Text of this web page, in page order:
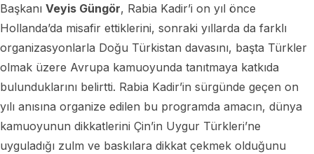
Başkanı Veyis Güngör, Rabia Kadir’i on yıl önce
Hollanda’da misafir ettiklerini, sonraki yıllarda da farklı
organizasyonlarla Doğu Türkistan davasını, başta Türkler
olmak üzere Avrupa kamuoyunda tanıtmaya katkıda
bulunduklarını belirtti. Rabia Kadir’in sürgünde geçen on
yılı anısına organize edilen bu programda amacın, dünya
kamuoyunun dikkatlerini Çin’in Uygur Türkleri’ne
uyguladığı zulm ve baskılara dikkat çekmek olduğunu